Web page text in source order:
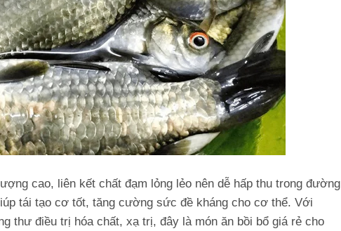
cao, liên kết chất đạm lỏng lẻo nên dễ hấp thu trong đường
tái tạo cơ tốt, tăng cường sức đề kháng cho cơ thể. Với
thư điều trị hóa chất, xạ trị, đây là món ăn bồi bổ giá rẻ cho